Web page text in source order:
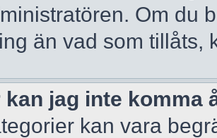
Om du
än vad som tillåts,
kan jag inte komma
kan vara